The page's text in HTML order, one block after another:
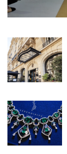
À DÉCOUVRIR